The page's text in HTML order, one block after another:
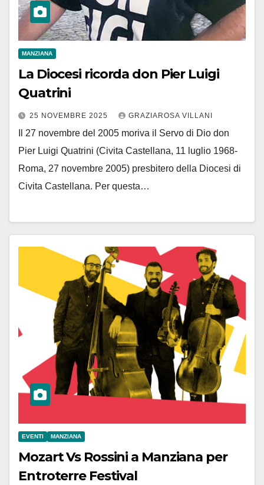
MANZIANA
La Diocesi ricorda don Pier Luigi
Quatrini
25 NOVEMBRE 2025 GRAZIAROSA VILLANI
Il 27 novembre del 2005 moriva il Servo di Dio don
Pier Luigi Quatrini (Civita Castellana, 11 luglio 1968-
Roma, 27 novembre 2005) presbitero della Diocesi di
Civita Castellana. Per questa…
EVENTI MANZIANA
Mozart Vs Rossini a Manziana per
Entroterre Festival